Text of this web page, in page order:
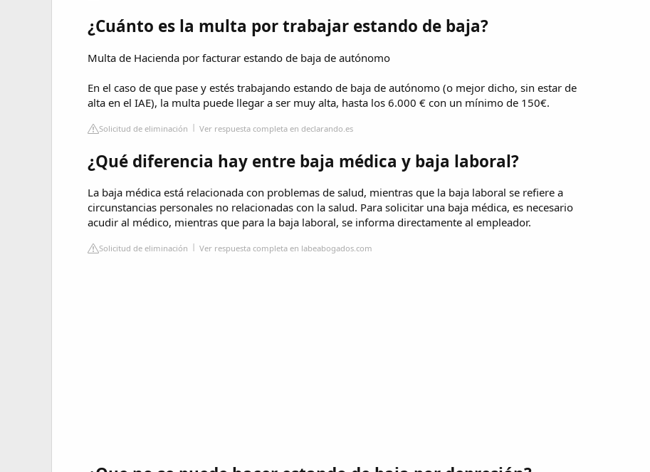
¿Cuánto es la multa por trabajar estando de baja?
Multa de Hacienda por facturar estando de baja de autónomo
En el caso de que pase y estés trabajando estando de baja de autónomo (o mejor dicho, sin estar de
alta en el IAE), la multa puede llegar a ser muy alta, hasta los 6.000 € con un mínimo de 150€.
Solicitud de eliminación Ver respuesta completa en declarando.es
¿Qué diferencia hay entre baja médica y baja laboral?
La baja médica está relacionada con problemas de salud, mientras que la baja laboral se refiere a
circunstancias personales no relacionadas con la salud. Para solicitar una baja médica, es necesario
acudir al médico, mientras que para la baja laboral, se informa directamente al empleador.
Solicitud de eliminación Ver respuesta completa en labeabogados.com